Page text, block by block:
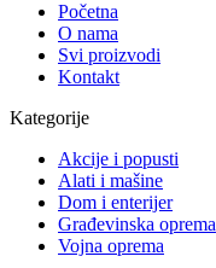
Početna
O nama
Svi proizvodi
Kontakt
Kategorije
Akcije i popusti
Alati i mašine
Dom i enterijer
Građevinska oprema
Vojna oprema